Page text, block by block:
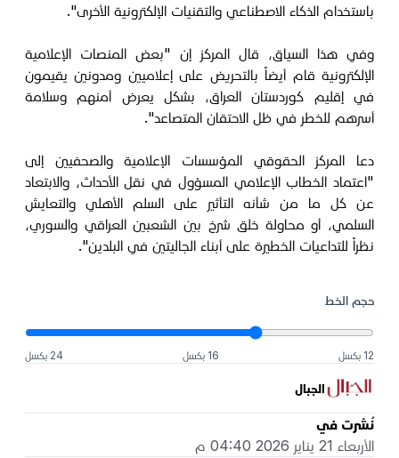
باستخدام الذكاء الاصطناعي والتقنيات الإلكترونية الأخرى".
وفي هذا السياق، قال المركز إن "بعض المنصات الإعلامية
الإلكترونية قام أيضاً بالتحريض على إعلاميين ومدونين يقيمون
في إقليم كوردستان العراق، بشكل يعرض أمنهم وسلامة
أسرهم للخطر في ظل الاحتقان المتصاعد".
دعا المركز الحقوقي المؤسسات الإعلامية والصحفيين إلى
"اعتماد الخطاب الإعلامي المسؤول في نقل الأحداث، والابتعاد
عن كل ما من شأنه التأثير على السلم الأهلي والتعايش
السلمي، أو محاولة خلق شرخ بين الشعبين العراقي والسوري،
نظراً للتداعيات الخطيرة على أبناء الجاليتين في البلدين".
حجم الخط
12 بكسل 16 بكسل 24 بكسل
الجبال
نُشرت في
الأربعاء 21 يناير 2026 04:40 م